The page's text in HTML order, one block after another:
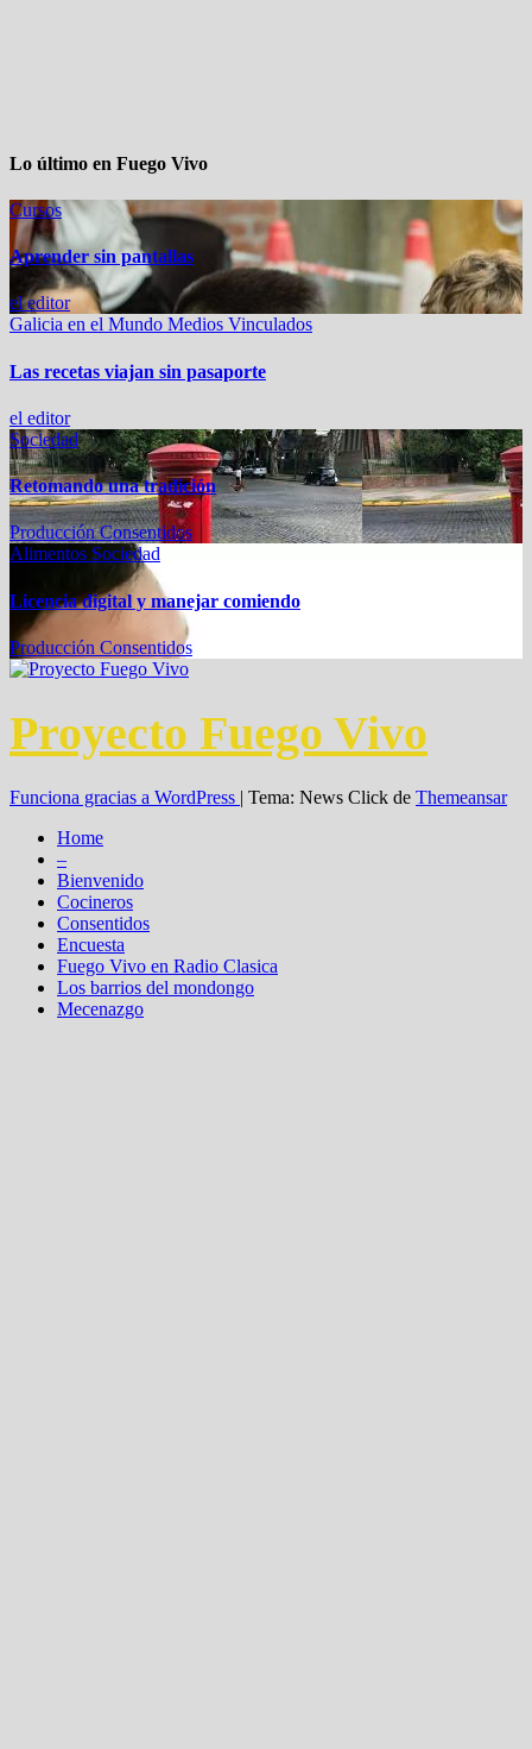
Lo último en Fuego Vivo
Cursos
Aprender sin pantallas
el editor
Galicia en el Mundo Medios Vinculados
Las recetas viajan sin pasaporte
el editor
Sociedad
Retomando una tradición
Producción Consentidos
Alimentos Sociedad
Licencia digital y manejar comiendo
Producción Consentidos
Proyecto Fuego Vivo
Funciona gracias a WordPress | Tema: News Click de Themeansar
Home
–
Bienvenido
Cocineros
Consentidos
Encuesta
Fuego Vivo en Radio Clasica
Los barrios del mondongo
Mecenazgo